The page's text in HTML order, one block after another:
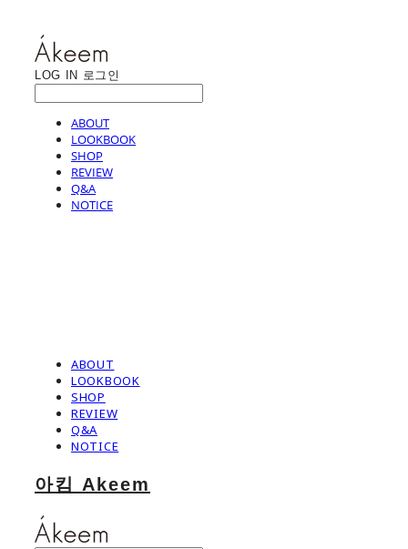
LOG IN 로그인
ABOUT
LOOKBOOK
SHOP
REVIEW
Q&A
NOTICE
ABOUT
LOOKBOOK
SHOP
REVIEW
Q&A
NOTICE
아킴 Akeem